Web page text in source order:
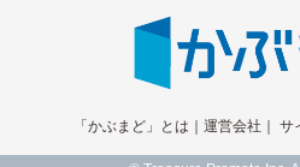
「かぶまど」とは 運営会社 サ